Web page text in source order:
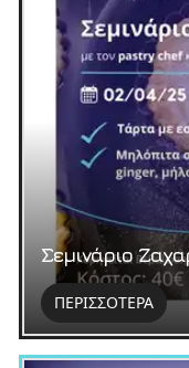
Σεμινάριο
ΠΕΡΙΣΣΟΤΕΡΑ